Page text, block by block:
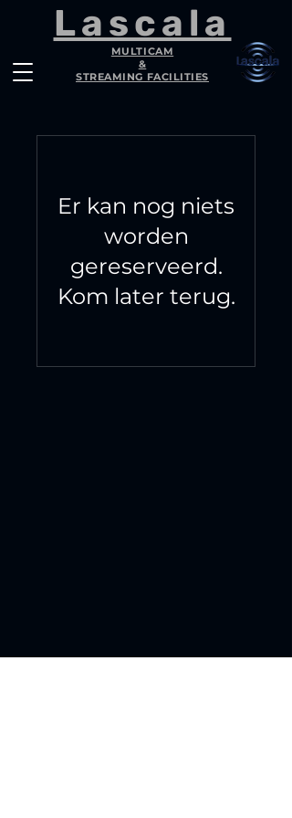
Lascala
MULTICAM
&
STREAMING FACILITIES
Er kan nog niets
worden
gereserveerd.
Kom later terug.